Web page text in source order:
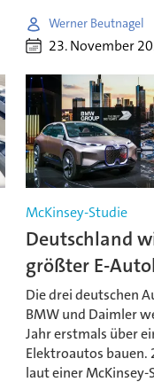
Werner Beutnagel
23. November
McKinsey-Studie
Deutschland
größter E-
Die drei deutschen
BMW und Daimler
Jahr erstmals über
Elektroautos bauen.
laut einer McKinsey-